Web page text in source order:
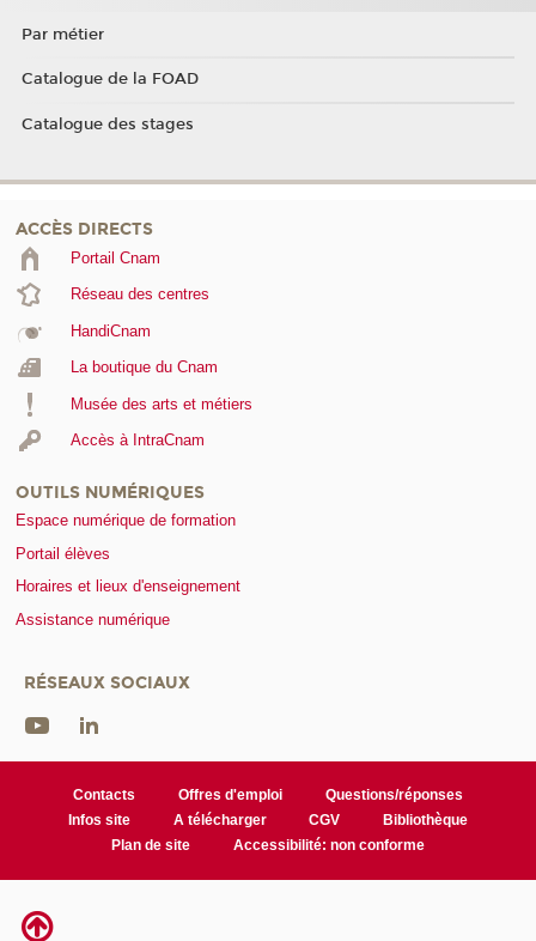
Par métier
Catalogue de la FOAD
Catalogue des stages
ACCÈS DIRECTS
Portail Cnam
Réseau des centres
HandiCnam
La boutique du Cnam
Musée des arts et métiers
Accès à IntraCnam
OUTILS NUMÉRIQUES
Espace numérique de formation
Portail élèves
Horaires et lieux d'enseignement
Assistance numérique
RÉSEAUX SOCIAUX
Contacts Offres d'emploi
Questions/réponses
Infos site
A télécharger CGV
Bibliothèque
Plan de site
Accessibilité: non conforme